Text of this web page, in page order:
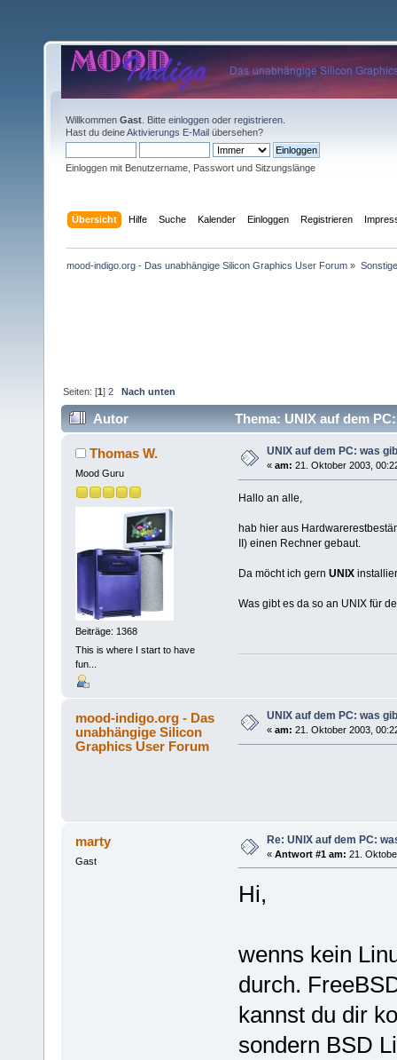
Willkommen Gast . Bitte einloggen oder registrieren
Hast du deineAktivierungs E-Mail übersehen?
Einloggen mit Benutzername, Passwort und Sitzungslänge
Übersicht Hilfe Suche Kalender Einloggen Registrieren
mood-indigo.org - Das unabhängige Silicon Graphics User Forum »
Seiten: [1]2 Nach unten
Autor Thema: UNIX auf dem
Thomas W.
Mood Guru
Beiträge: 1368
This is where I start to have
fun...
UNIX auf dem PC: was
« am: 21. Oktober 2003,
Hallo an alle,
hab hier aus
II) einen Rechner gebaut.
Da möcht ich gern UNIX
Was gibt es da so an UNIX für
mood-indigo.org - Das
unabhängige Silicon
Graphics User Forum
UNIX auf dem PC: was
« am: 21. Oktober 2003,
marty
Gast
Re: UNIX auf dem PC:
« Antwort #1 am: 21.
Hi,
wenns kein
durch.
kannst du dir
sondern BSD